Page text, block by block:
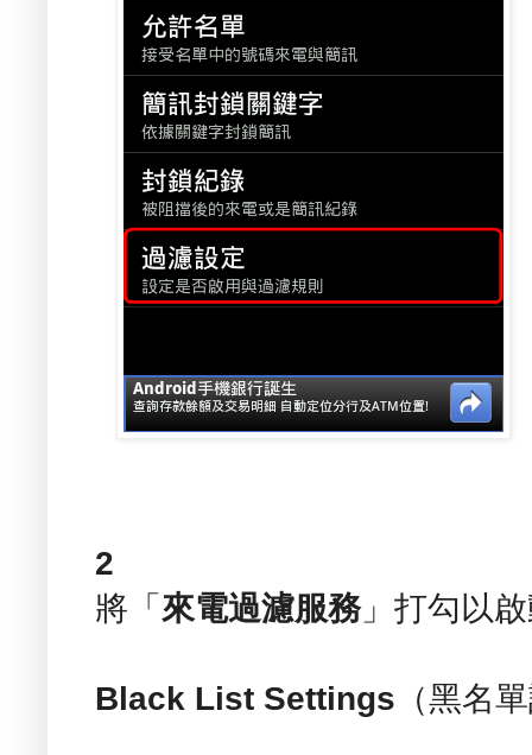
2
將「 來電過濾服務」打勾以
Black List Settings （黑名